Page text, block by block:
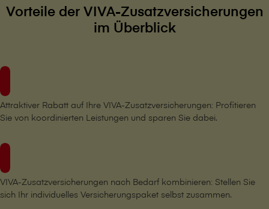
Vorteile der VIVA-Zusatzversicherungen
im Überblick
Attraktiver Rabatt auf Ihre VIVA-Zusatzversicherungen: Profitieren
Sie von koordinierten Leistungen und sparen Sie dabei.
VIVA-Zusatzversicherungen nach Bedarf kombinieren: Stellen Sie
sich Ihr individuelles Versicherungspaket selbst zusammen.